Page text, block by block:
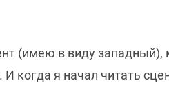
(имею в виду западный),
когда я начал читать